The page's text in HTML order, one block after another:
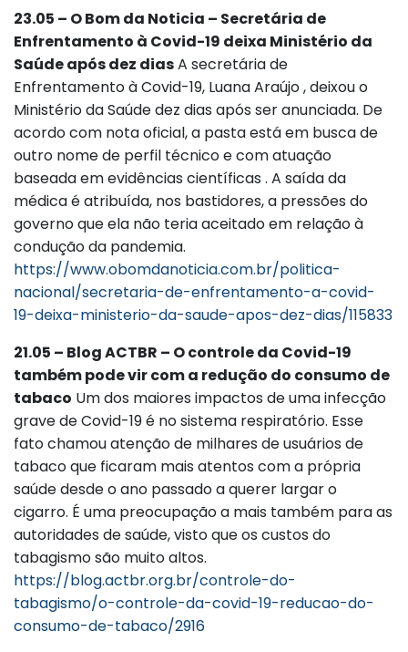
23.05 – O Bom da Noticia – Secretária de
Enfrentamento à Covid-19 deixa Ministério da
Saúde após dez diasA secretária de
Enfrentamento à Covid-19, Luana Araújo , deixou o
Ministério da Saúde dez dias após ser anunciada. De
acordo com nota oficial, a pasta está em busca de
outro nome de perfil técnico e com atuação
baseada em evidências científicas . A saída da
médica é atribuída, nos bastidores, a pressões do
governo que ela não teria aceitado em relação à
condução da pandemia.
https://www.obomdanoticia.com.br/politica-
nacional/secretaria-de-enfrentamento-a-covid-
19-deixa-ministerio-da-saude-apos-dez-dias/115833
21.05 – Blog ACTBR – O controle da Covid-19
também pode vir com a redução do consumo de
tabaco Um dos maiores impactos de uma infecção
grave de Covid-19 é no sistema respiratório. Esse
fato chamou atenção de milhares de usuários de
tabaco que ficaram mais atentos com a própria
saúde desde o ano passado a querer largar o
cigarro. É uma preocupação a mais também para as
autoridades de saúde, visto que os custos do
tabagismo são muito altos.
https://blog.actbr.org.br/controle-do-
tabagismo/o-controle-da-covid-19-reducao-do-
consumo-de-tabaco/2916